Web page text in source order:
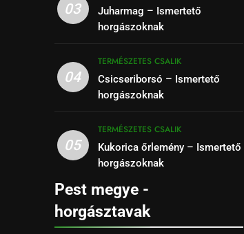
03
Juharmag – Ismertető
horgászoknak
04
TERMÉSZETES CSALIK
Csicseriborsó – Ismertető
horgászoknak
05
TERMÉSZETES CSALIK
Kukorica őrlemény – Ismertető
horgászoknak
Pest megye -
horgásztavak